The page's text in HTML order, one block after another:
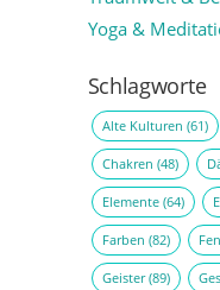
Yoga &
Schlagworte
Alte Kulturen (61)
Chakren (48)
Elemente(64)
Farben (82)
Geister(89)